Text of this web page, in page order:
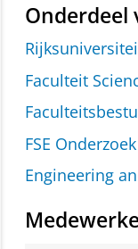
Onderdeel
Faculteit
FSE Onderzoek
Engineering